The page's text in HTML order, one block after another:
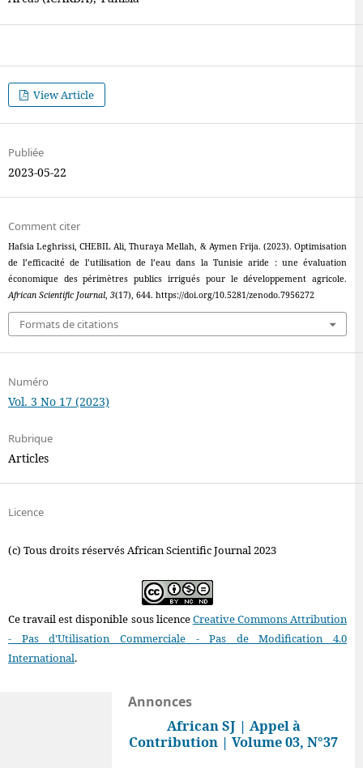
View Article
Publiée
2023-05-22
Comment citer
Hafsia Leghrissi, CHEBIL Ali, Thuraya Mellah, & Aymen Frija. (2023). Optimisation
de l’efficacité de l’utilisation de l’eau dans la Tunisie aride : une évaluation
économique des périmètres publics irrigués pour le développement agricole.
African Scientific Journal, 3(17), 644. https://doi.org/10.5281/zenodo.7956272
Formats de citations
Numéro
Vol. 3 No 17 (2023)
Rubrique
Articles
Licence
(c) Tous droits réservés African Scientific Journal 2023
Ce travail est disponible sous licenceCreative Commons Attribution
- Pas d'Utilisation Commerciale - Pas de Modification 4.0
International.
Annonces
African SJ | Appel à
Contribution | Volume 03, N°37